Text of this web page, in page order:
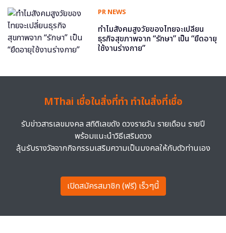
PR NEWS
ทำไมสังคมสูงวัยของไทยจะเปลี่ยน
ธุรกิจสุขภาพจาก “รักษา” เป็น “ยืดอายุ
ใช้งานร่างกาย”
MThai เชื่อในสิ่งที่ทำ ทำในสิ่งที่เชื่อ
รับข่าวสารเลขมงคล สถิติเลขดัง ดวงรายวัน รายเดือน รายปี
พร้อมแนะนำวิธีเสริมดวง
ลุ้นรับรางวัลจากกิจกรรมเสริมความเป็นมงคลให้กับตัวท่านเอง
เปิดสมัครสมาชิก (ฟรี) เร็วๆนี้